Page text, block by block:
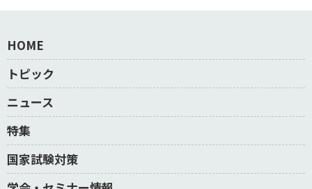
HOME
トピック
ニュース
特集
国家試験対策